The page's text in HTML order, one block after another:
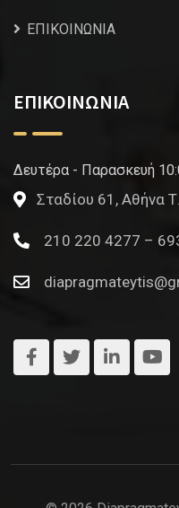
ΕΠΙΚΟΙΝΩΝΙΑ
ΕΠΙΚΟΙΝΩΝΙΑ
Δευτέρα - Παρασκευή
Σταδίου 61, Αθήνα
210 220 4277 –